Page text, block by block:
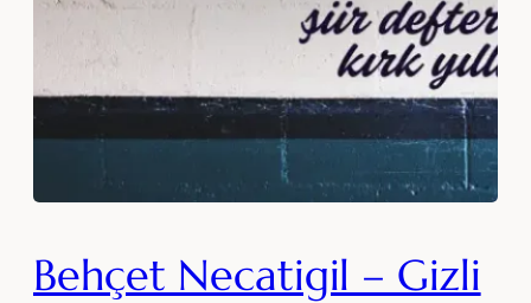
Behçet Necatigil – Gizli